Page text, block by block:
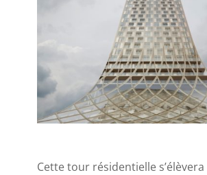
Cette tour résidentielle s’élèvera